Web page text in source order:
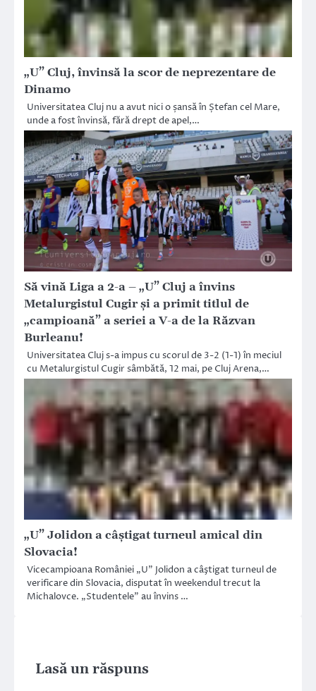
„U” Cluj, învinsă la scor de neprezentare de
Dinamo
Universitatea Cluj nu a avut nici o șansă în Ștefan cel Mare,
unde a fost învinsă, fără drept de apel,…
Să vină Liga a 2-a – „U” Cluj a învins
Metalurgistul Cugir şi a primit titlul de
„campioană” a seriei a V-a de la Răzvan
Burleanu!
Universitatea Cluj s-a impus cu scorul de 3-2 (1-1) în meciul
cu Metalurgistul Cugir sâmbătă, 12 mai, pe Cluj Arena,…
„U” Jolidon a câştigat turneul amical din
Slovacia!
Vicecampioana României „U” Jolidon a câştigat turneul de
verificare din Slovacia, disputat în weekendul trecut la
Michalovce. „Studentele” au învins …
Lasă un răspuns